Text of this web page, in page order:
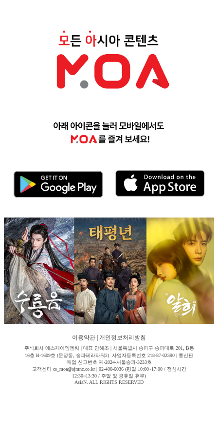
이용약관 개인정보처리방침
주식회사 에스제이엠엔씨 | 대표 안해조 | 서울특별시 송파구 송파대로 201, B동
16층 B-1609호 (문정동, 송파테라타워2) 사업자등록번호 218-87-02390 | 통신판
매업 신고번호 제-2024-서울송파-3233호
고객센터 cs_moa@sjmnc.co.kr | 02-400-6036 (평일 10:00~17:00 / 점심시간
12:30~13:30 / 주말 및 공휴일 휴무)
AsiaN. ALL RIGHTS RESERVED